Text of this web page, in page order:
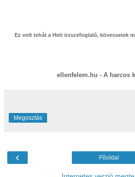
Ez volt tehát a Heti összefoglaló, kövessetek
ellenfelem.hu - A harcos
Megosztás
‹ Főoldal